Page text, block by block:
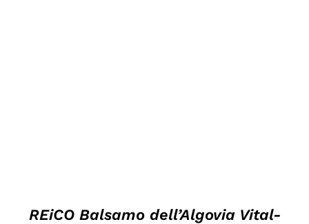
REiCO Balsamo dell’Algovia Vital-